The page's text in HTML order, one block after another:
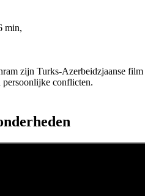
min,
zijn Turks-Azerbeidzjaanse
persoonlijke conflicten.